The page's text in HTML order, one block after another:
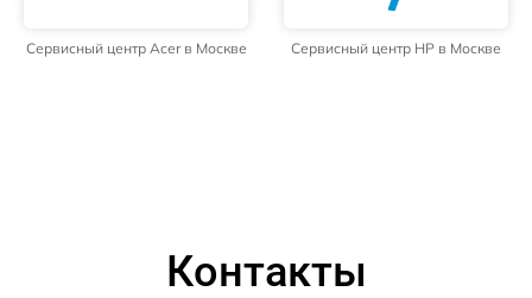
Сервисный центр Acer в Москве Сервисный центр HP в Москве
Контакты